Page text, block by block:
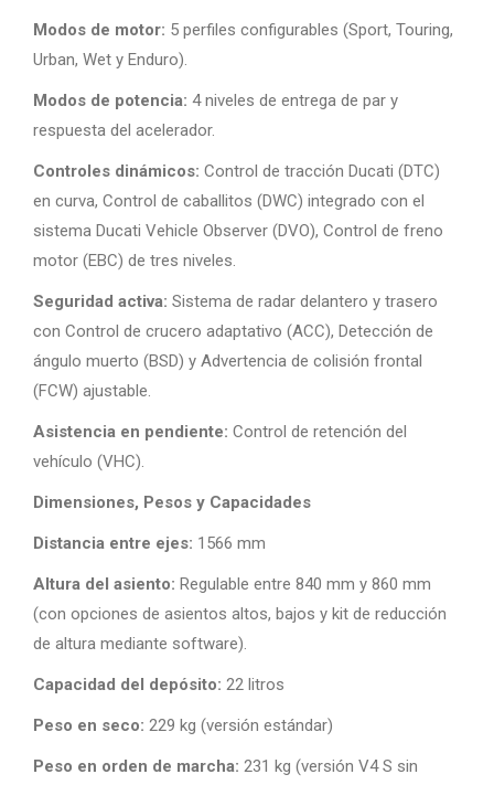
Modos de motor: 5 perfiles configurables (Sport, Touring,
Urban, Wet y Enduro).
Modos de potencia: 4 niveles de entrega de par y
respuesta del acelerador.
Controles dinámicos: Control de tracción Ducati (DTC)
en curva, Control de caballitos (DWC) integrado con el
sistema Ducati Vehicle Observer (DVO), Control de freno
motor (EBC) de tres niveles.
Seguridad activa: Sistema de radar delantero y trasero
con Control de crucero adaptativo (ACC), Detección de
ángulo muerto (BSD) y Advertencia de colisión frontal
(FCW) ajustable.
Asistencia en pendiente: Control de retención del
vehículo (VHC).
Dimensiones, Pesos y Capacidades
Distancia entre ejes: 1566 mm
Altura del asiento: Regulable entre 840 mm y 860 mm
(con opciones de asientos altos, bajos y kit de reducción
de altura mediante software).
Capacidad del depósito: 22 litros
Peso en seco: 229 kg (versión estándar)
Peso en orden de marcha: 231 kg (versión V4 S sin